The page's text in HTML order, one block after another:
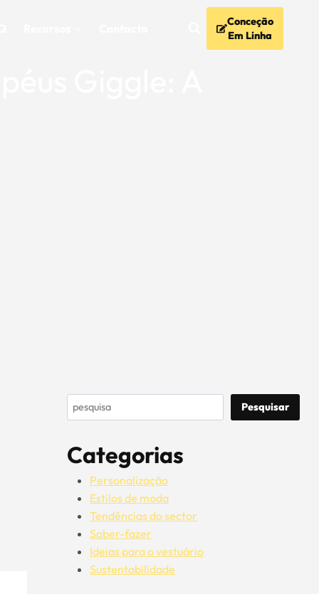
Conceção
Em Linha
Pesquisar Pesquisar
Categorias
Personalização
Estilos de moda
Tendências do sector
Saber-fazer
Ideias para o vestuário
Sustentabilidade